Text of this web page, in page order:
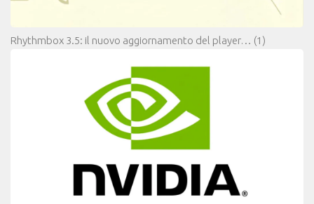
Rhythmbox 3.5: il nuovo aggiornamento del player… (1)